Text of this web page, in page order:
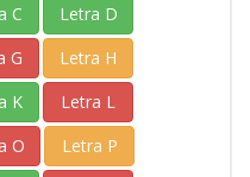
C
Letra D
G
Letra H
K
Letra L
O
Letra P